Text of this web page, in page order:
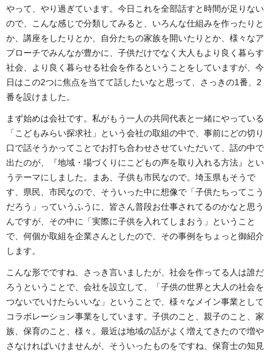
やって、やり過ぎています。今日これを全部話すと時間が足りない
ので、こんな感じで分類してみると、いろんな仕組みを作ったりと
か、講座をしたりとか、自分たちの家族を開いたりとか、様々なア
プローチでみんなが豊かに、子供だけでなく大人もより良く暮らす
社会、より良く暮らせる社会を作るということをしていますが、今
日はこの2つに焦点を当てて話したいなと思って、さっきの1番、2
番を設けました。
まず始めは会社です。私がもう一人の共同代表と一緒にやっている
「こどもみらい探求社」という会社の取組の中で、事前にどの切り
口で話そうかってことでお打ち合わせさせていただいて、話の中で
出たのが、『地域・場づくりにこどもの声を取り入れる方法』とい
うテーマにしました。まあ、子供も市民なので。埼玉県もそうで
す、県民、市民なので、そういった中に想像で「子供たちってこう
だろう」っていうふうに、皆さん普段お仕事されてるのかなと思う
んですが、その中に「実際に子供を入れてしまおう」ということ
で、何個か取組を企業さんとしたので、その事例をちょっと御紹介
します。
こんな形でですね、さっき言いましたが、社会を作ってる人は誰だ
ろうということで、会社を設立して、「子供の世界と大人の社会を
つないでいけたらいいな」ということで、様々なメイン事業として
コラボレーション事業をしています。子供のこと、親子のこと、家
族、保育のこと、様々。最近は地域の話がよく増えてきたので増や
さなければいけませんが、そういったものをですね、保育士の知見